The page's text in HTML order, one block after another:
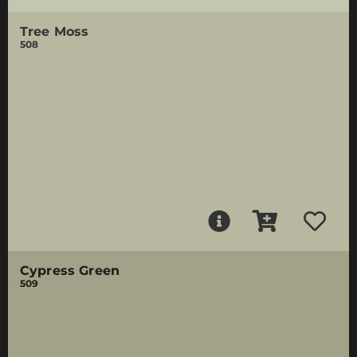
Tree Moss
508
Cypress Green
509